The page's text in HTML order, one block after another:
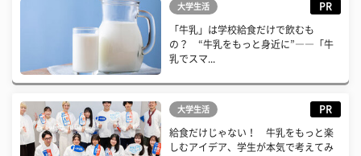
大学生活 PR
「牛乳」は学校給食だけで飲むも
の？ “牛乳をもっと身近に”――「牛
乳でスマ...
大学生活 PR
給食だけじゃない！ 牛乳をもっと楽
しむアイデア、学生が本気で考えてみ